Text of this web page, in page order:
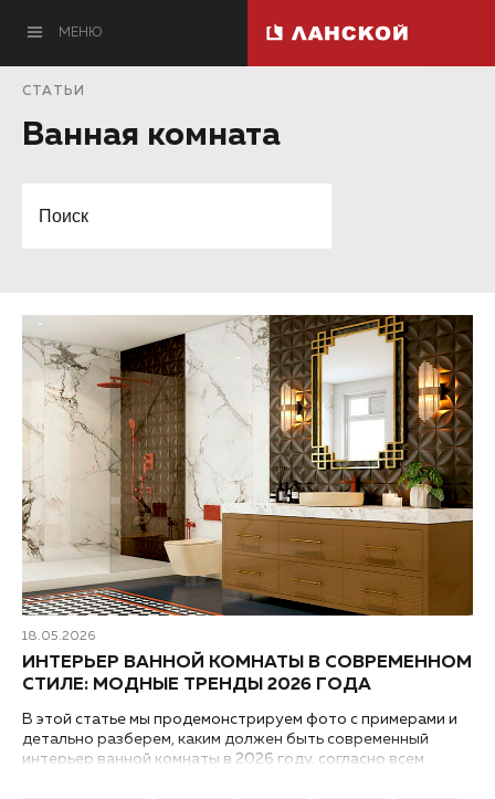
МЕНЮ
СТАТЬИ
Ванная комната
18.05.2026
ИНТЕРЬЕР ВАННОЙ КОМНАТЫ В СОВРЕМЕННОМ
СТИЛЕ: МОДНЫЕ ТРЕНДЫ 2026 ГОДА
В этой статье мы продемонстрируем фото с примерами и
детально разберем, каким должен быть современный
интерьер ванной комнаты в 2026 году, согласно всем